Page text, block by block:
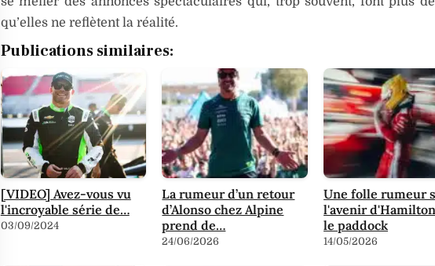
qu’elles ne reflètent la réalité.
Publications similaires:
[VIDEO] Avez-vous vu
l'incroyable série de…
03/09/2024
La rumeur d’un retour
d’Alonso chez Alpine
prend de…
24/06/2026
Une folle rumeur
l'avenir
le paddock
14/05/2026